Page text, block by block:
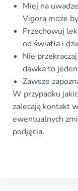
Miej na
Vigorą może
Przechowuj
od światła i
Nie
dawka to
Zawsze
W przypadku
zalecają kontakt
ewentualnych
podjęcia.